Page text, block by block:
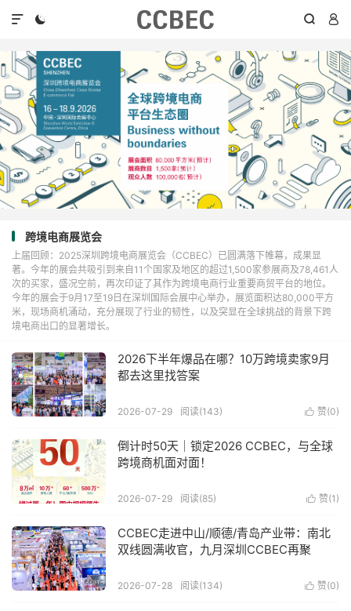
  

跨境电商展览会
上届回顾：2025深圳跨境电商展览会（CCBEC）已圆满落下帷幕，成果显
著。今年的展会共吸引到来自11个国家及地区的超过1,500家参展商及78,461人
次的买家，盛况空前，再次印证了其作为跨境电商行业重要商贸平台的地位。
今年的展会于9月17至19日在深圳国际会展中心举办，展览面积达80,000平方
米，现场商机涌动，充分展现了行业的韧性，以及突显在全球挑战的背景下跨
境电商出口的显著增长。
2026下半年爆品在哪？10万跨境卖家9月
都去这里找答案
 赞(0)
2026-07-29 阅读(143)
倒计时50天｜锁定2026 CCBEC，与全球
跨境商机面对面！
 赞(1 )
2026-07-29 阅读(85)
CCBEC走进中山/顺德/青岛产业带：南北
双线圆满收官，九月深圳CCBEC再聚
 赞(0)
2026-07-28 阅读(134)